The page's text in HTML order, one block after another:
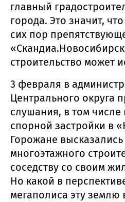
главный
города. Это значит,
сих пор
строительство может
3 февраля в
Центрального округа
слушания, в том числе
спорной застройки в
Горожане
многоэтажного
соседству со своим
Но какой в
мегаполиса эту землю